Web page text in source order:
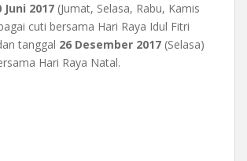
Juni 2017 (Jumat, Selasa, Rabu, Kamis
cuti bersama Hari Raya Idul Fitri
tanggal 26 Desember 2017 (Selasa)
Hari Raya Natal.